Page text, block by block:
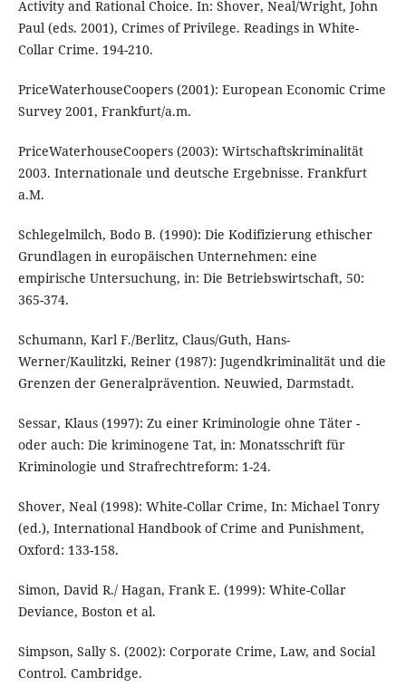
Activity and Rational Choice. In: Shover, Neal/Wright, John
Paul (eds. 2001), Crimes of Privilege. Readings in White-
Collar Crime. 194-210.
PriceWaterhouseCoopers (2001): European Economic Crime
Survey 2001, Frankfurt/a.m.
PriceWaterhouseCoopers (2003): Wirtschaftskriminalität
2003. Internationale und deutsche Ergebnisse. Frankfurt
a.M.
Schlegelmilch, Bodo B. (1990): Die Kodifizierung ethischer
Grundlagen in europäischen Unternehmen: eine
empirische Untersuchung, in: Die Betriebswirtschaft, 50:
365-374.
Schumann, Karl F./Berlitz, Claus/Guth, Hans-
Werner/Kaulitzki, Reiner (1987): Jugendkriminalität und die
Grenzen der Generalprävention. Neuwied, Darmstadt.
Sessar, Klaus (1997): Zu einer Kriminologie ohne Täter -
oder auch: Die kriminogene Tat, in: Monatsschrift für
Kriminologie und Strafrechtreform: 1-24.
Shover, Neal (1998): White-Collar Crime, In: Michael Tonry
(ed.), International Handbook of Crime and Punishment,
Oxford: 133-158.
Simon, David R./ Hagan, Frank E. (1999): White-Collar
Deviance, Boston et al.
Simpson, Sally S. (2002): Corporate Crime, Law, and Social
Control. Cambridge.